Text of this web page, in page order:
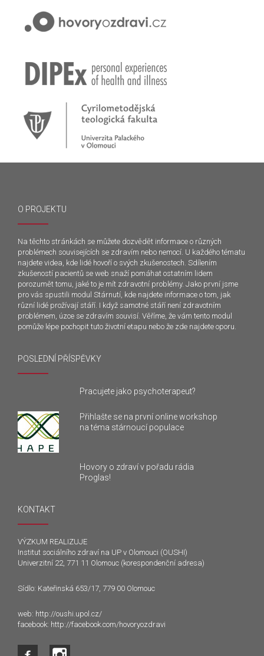
O PROJEKTU
Na těchto stránkách se můžete dozvědět informace o různých
problémech souvisejících se zdravím nebo nemocí. U každého tématu
najdete videa, kde lidé hovoří o svých zkušenostech. Sdílením
zkušeností pacientů se web snaží pomáhat ostatním lidem
porozumět tomu, jaké to je mít zdravotní problémy. Jako první jsme
pro vás spustili modul Stárnutí, kde najdete informace o tom, jak
různí lidé prožívají stáří. I když samotné stáří není zdravotním
problémem, úzce se zdravím souvisí. Věříme, že vám tento modul
pomůže lépe pochopit tuto životní etapu nebo že zde najdete oporu.
POSLEDNÍ PŘÍSPĚVKY
Pracujete jako psychoterapeut?
Přihlašte se na první online workshop
na téma stárnoucí populace
Hovory o zdraví v pořadu rádia
Proglas!
KONTAKT
VÝZKUM REALIZUJE
Institut sociálního zdraví na UP v Olomouci (OUSHI)
Univerzitní 22, 771 11 Olomouc (korespondenční adresa)
Sídlo: Kateřinská 653/17, 779 00 Olomouc
web: http://oushi.upol.cz/
facebook: http://facebook.com/hovoryozdravi